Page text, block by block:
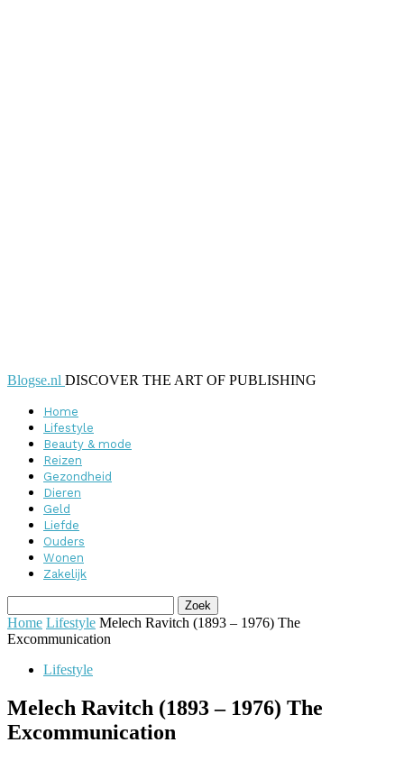
Blogse.nl DISCOVER THE ART OF PUBLISHING
Home
Lifestyle
Beauty & mode
Reizen
Gezondheid
Dieren
Geld
Liefde
Ouders
Wonen
Zakelijk
Home Lifestyle Melech Ravitch (1893 – 1976) The
Excommunication
Lifestyle
Melech Ravitch (1893 – 1976) The
Excommunication